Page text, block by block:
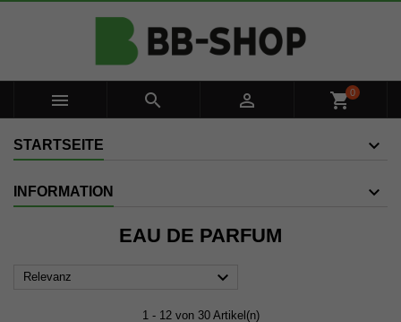
   shopping_cart0
STARTSEITE
INFORMATION
EAU DE PARFUM
Relevanz 
1 - 12 von 30 Artikel(n)